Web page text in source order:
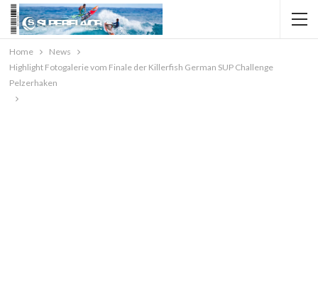
Home
News
Highlight Fotogalerie vom Finale der Killerfish German SUP Challenge
Pelzerhaken